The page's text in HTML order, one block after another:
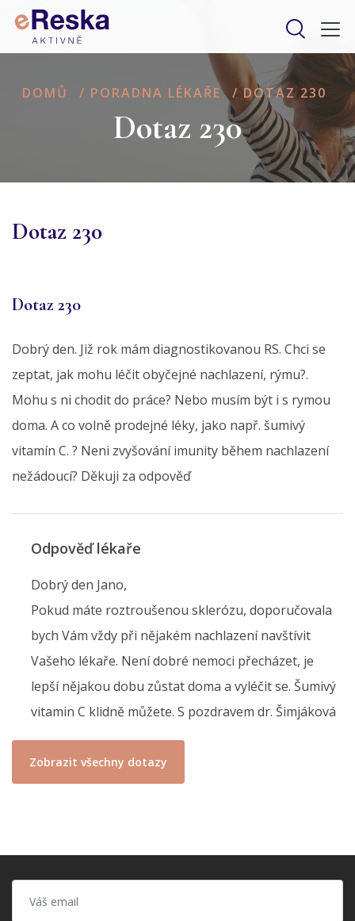
DOMŮ / PORADNA LÉKAŘE / DOTAZ 230
Dotaz 230
Dotaz 230
Dotaz 230
Dobrý den. Již rok mám diagnostikovanou RS. Chci se
zeptat, jak mohu léčit obyčejné nachlazení, rýmu?.
Mohu s ni chodit do práce? Nebo musím být i s rymou
doma. A co volně prodejné léky, jako např. šumivý
vitamín C. ? Neni zvyšování imunity během nachlazení
nežádoucí? Děkuji za odpověď
Odpověď lékaře
Dobrý den Jano,
Pokud máte roztroušenou sklerózu, doporučovala
bych Vám vždy při nějakém nachlazení navštívit
Vašeho lékaře. Není dobré nemoci přecházet, je
lepší nějakou dobu zůstat doma a vyléčit se. Šumivý
vitamin C klidně můžete. S pozdravem dr. Šimjáková
Zobrazit všechny dotazy